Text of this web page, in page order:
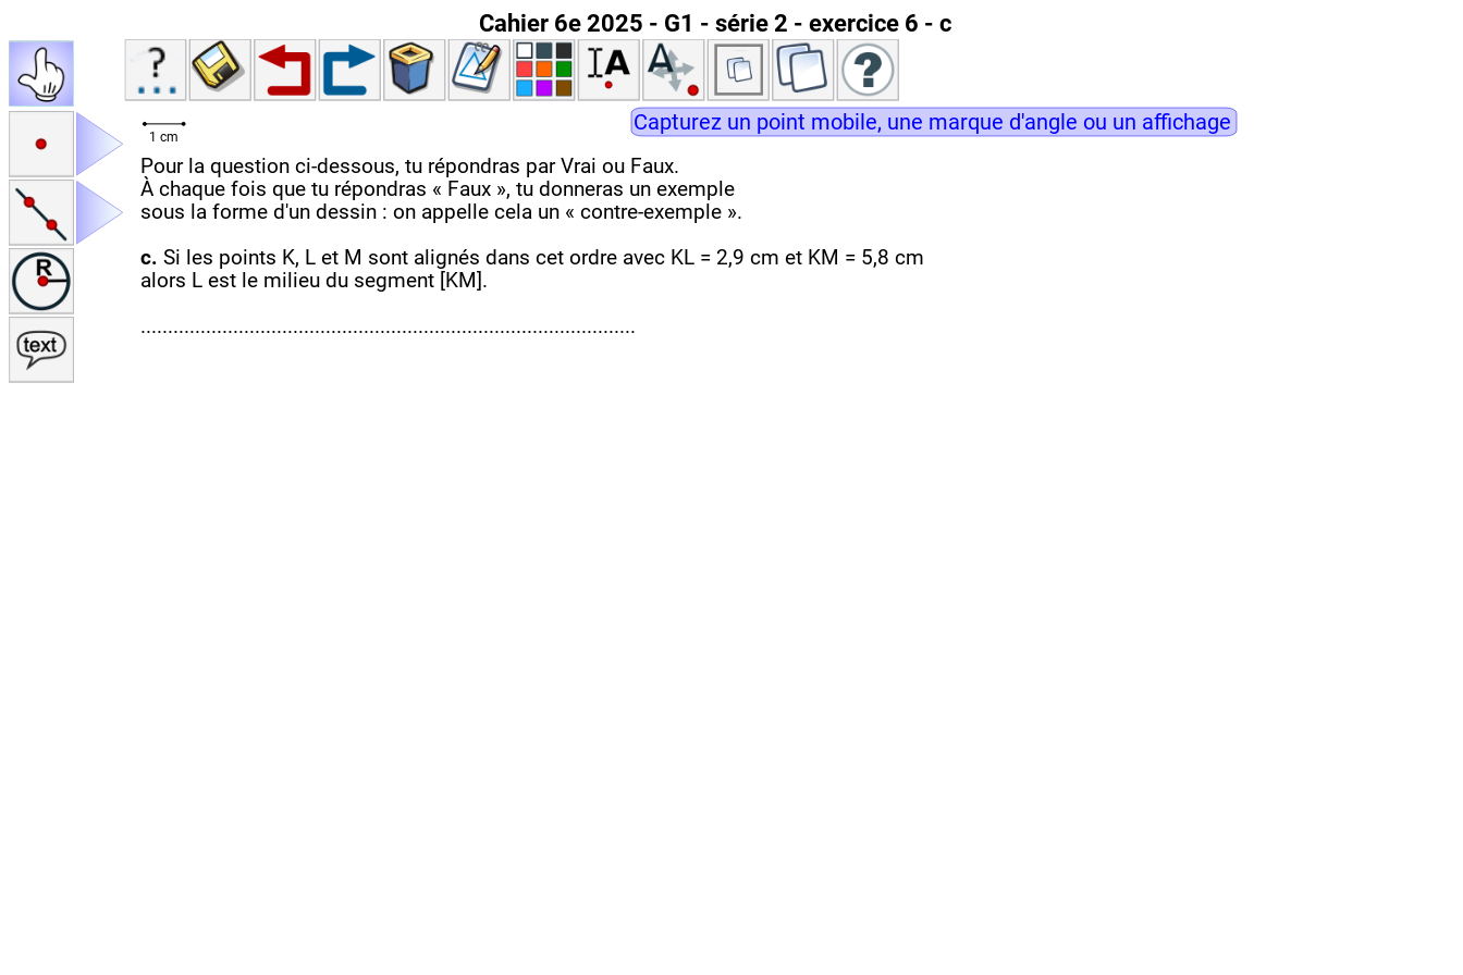
Cahier 6e 2025 - G1 - série 2 - exercice 6 - c
1 cm
Pour la question ci-dessous, tu répondras par Vrai ou Faux.
À chaque fois que tu répondras « Faux », tu donneras un exemple
sous la forme d'un dessin : on appelle cela un « contre-exemple ».
c. Si les points K, L et M sont alignés dans cet ordre avec KL = 2,9 cm et KM = 5,8 cm
alors L est le milieu du segment [KM].
...........................................................................................
Capturez un point mobile, une marque d'angle ou un affichage